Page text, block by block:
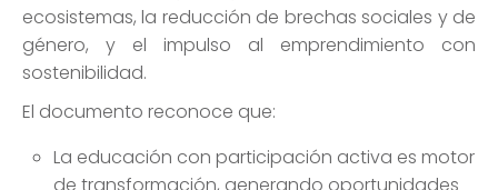
ecosistemas, la reducción de brechas sociales y de
género, y el impulso al emprendimiento con
sostenibilidad.
El documento reconoce que:
La educación con participación activa es motor